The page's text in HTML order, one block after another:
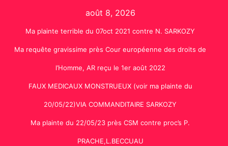
août 8, 2026
Ma plainte terrible du 07oct 2021 contre N. SARKOZY
Ma requête gravissime près Cour européenne des droits de
l’Homme, AR reçu le 1er août 2022
FAUX MEDICAUX MONSTRUEUX (voir ma plainte du
20/05/22)VIA COMMANDITAIRE SARKOZY
Ma plainte du 22/05/23 près CSM contre proc’s P.
PRACHE,L.BECCUAU